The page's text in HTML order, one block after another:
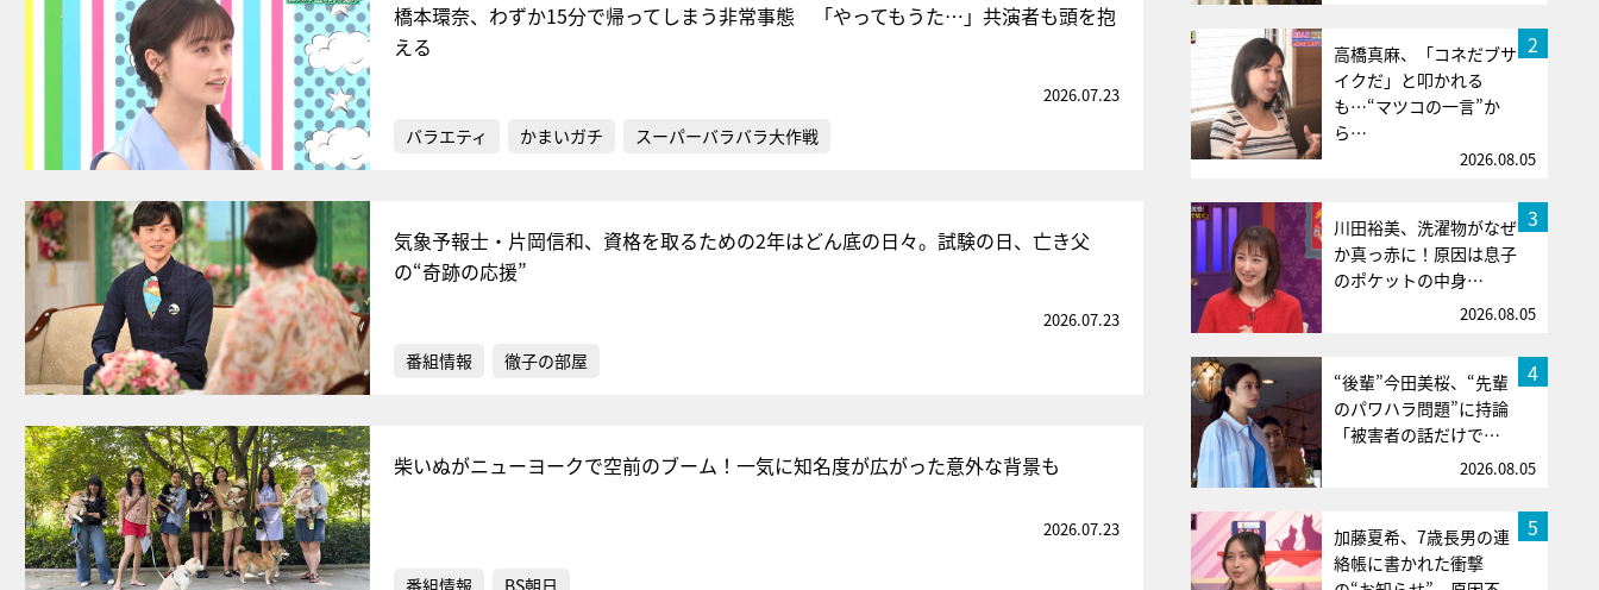
橋本環奈、わずか15分で帰ってしまう非常事態 「やってもうた…」共演者も頭を抱
える
2026.07.23
バラエティ かまいガチ スーパーバラバラ大作戦
気象予報士・片岡信和、資格を取るための2年はどん底の日々。試験の日、亡き父
の“奇跡の応援”
2026.07.23
番組情報 徹子の部屋
柴いぬがニューヨークで空前のブーム！一気に知名度が広がった意外な背景も
2026.07.23
番組情報 BS朝日
2
高橋真麻、「コネだブサ
イクだ」と叩かれる
も…“マツコの一言”か
ら…
2026.08.05
3
川田裕美、洗濯物がなぜ
か真っ赤に！原因は息子
のポケットの中身…
2026.08.05
4
“後輩”今田美桜、“先輩
のパワハラ問題”に持論
「被害者の話だけで…
2026.08.05
5
加藤夏希、7歳長男の連
絡帳に書かれた衝撃